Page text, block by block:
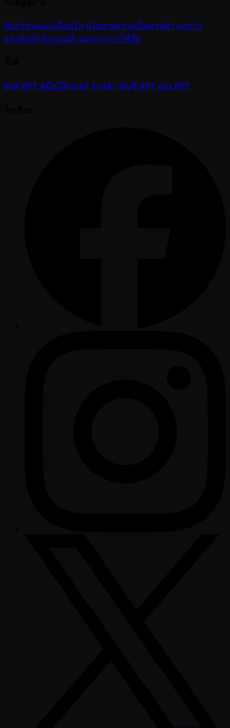
ข้อกำหนดและเงื่อนไข นโยบายความเป็นส่วนตัว กฎการ
แข่งขันทัวร์นาเมนต์ แนวทางการใช้สื่อ
ลิงค์ APT คู่มือโป๊กเกอร์ ร้านค้า บัญชี APT เล่น APT